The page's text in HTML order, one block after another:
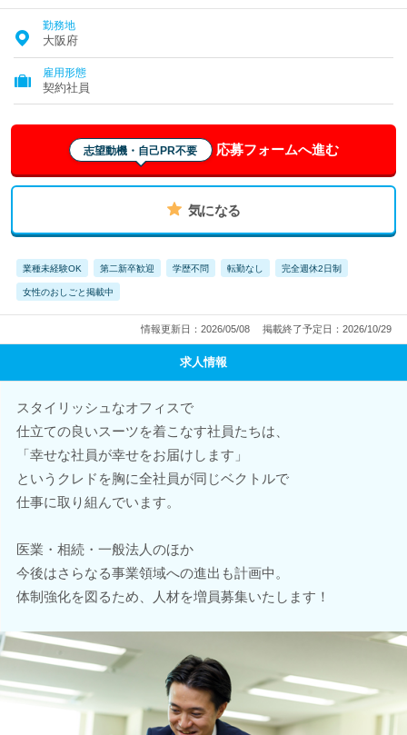
勤務地
大阪府
雇用形態
契約社員
志望動機・自己PR不要 応募フォームへ進む
気になる
業種未経験OK 第二新卒歓迎 学歴不問 転勤なし 完全週休2日制
女性のおしごと掲載中
情報更新日：2026/05/08 掲載終了予定日：2026/10/29
求人情報
スタイリッシュなオフィスで
仕立ての良いスーツを着こなす社員たちは、
「幸せな社員が幸せをお届けします」
というクレドを胸に全社員が同じベクトルで
仕事に取り組んでいます。
医業・相続・一般法人のほか
今後はさらなる事業領域への進出も計画中。
体制強化を図るため、人材を増員募集いたします！